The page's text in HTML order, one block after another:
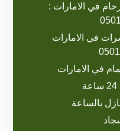
في الامارات :
في الامارات
في الامارات
بالساعة